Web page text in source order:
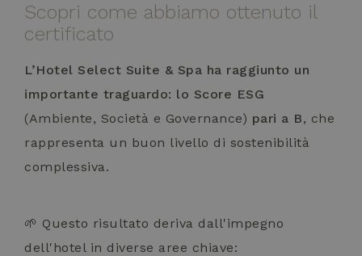
Scopri come abbiamo ottenuto il
certificato
L’Hotel Select Suite & Spa ha raggiunto un
importante traguardo: lo Score ESG
(Ambiente, Società e Governance) pari a B, che
rappresenta un buon livello di sostenibilità
complessiva.
🌱 Questo risultato deriva dall'impegno
dell'hotel in diverse aree chiave: